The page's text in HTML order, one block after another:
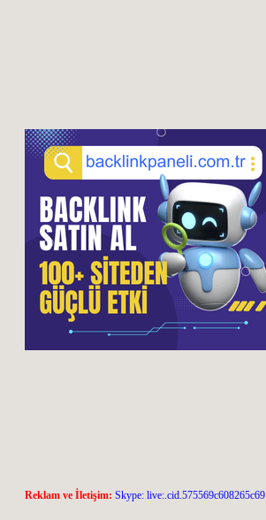
Reklam ve İletişim: Skype: live:.cid.575569c608265c69